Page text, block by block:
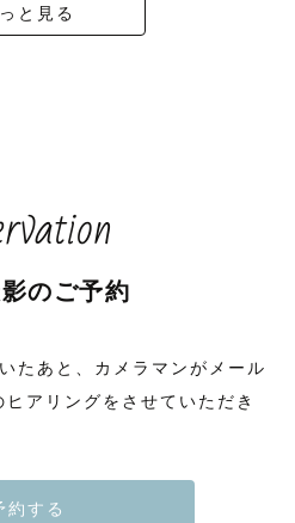
と見る
のご予約
たあと、カメラマンがメール
アリングをさせていただき
約する